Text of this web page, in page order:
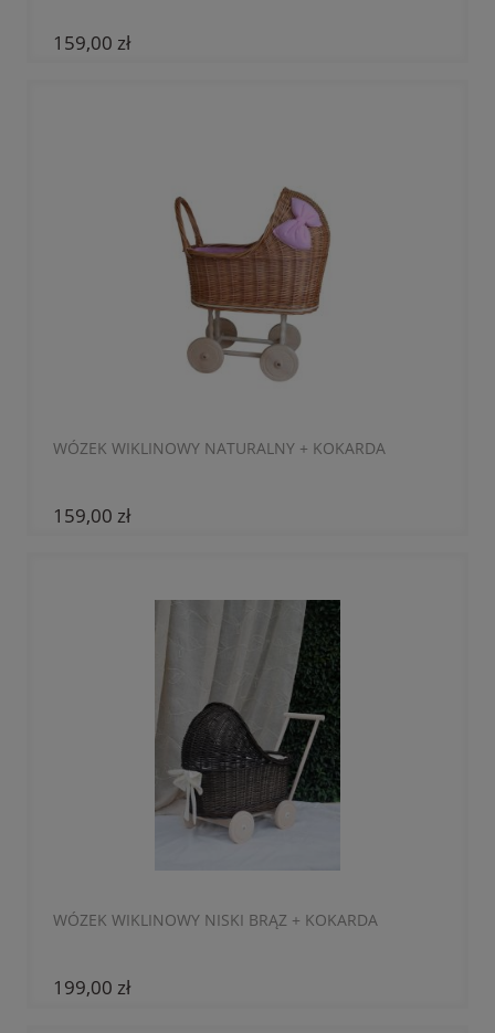
159,00 zł
WÓZEK WIKLINOWY NATURALNY + KOKARDA
159,00 zł
WÓZEK WIKLINOWY NISKI BRĄZ + KOKARDA
199,00 zł